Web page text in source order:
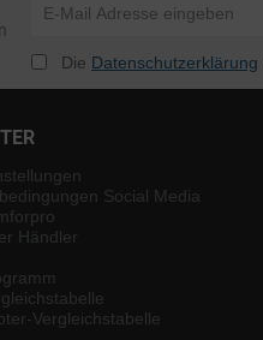
Die Datenschutzerklärung
Social Media
Händler
Vergleichstabelle